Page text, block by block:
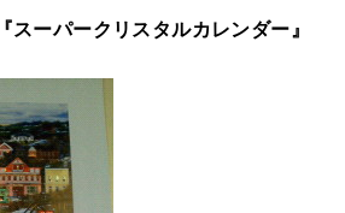
『スーパークリスタルカレンダー』